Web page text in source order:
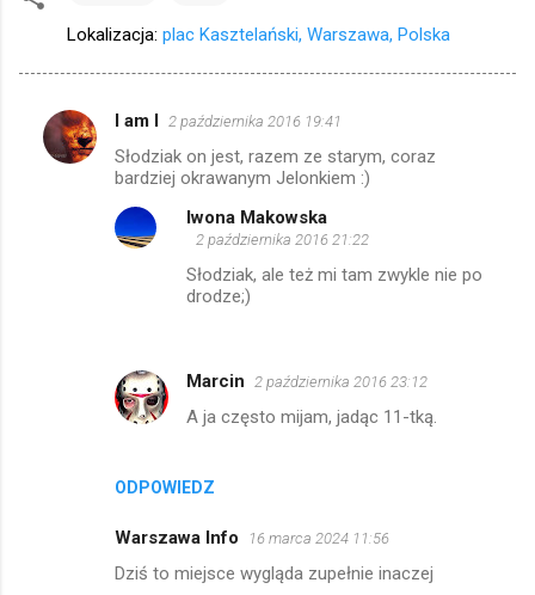
Lokalizacja: plac Kasztelański, Warszawa, Polska
K
I am I 2 października 2016 19:41
Słodziak on jest, razem ze starym, coraz
bardziej okrawanym Jelonkiem :)
ODPOWIEDZ
Iwona Makowska
2 października 2016 21:22
Słodziak, ale też mi tam zwykle nie po
drodze;)
Marcin 2 października 2016 23:12
A ja często mijam, jadąc 11-tką.
Warszawa Info 16 marca 2024 11:56
Dziś to miejsce wygląda zupełnie inaczej